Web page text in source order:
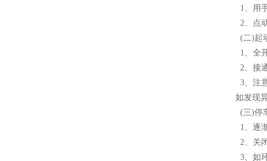
1、用
2、点
(二)起
1、全
2、接
3、注
如发现
(三)停
1、逐
2、关
3、如